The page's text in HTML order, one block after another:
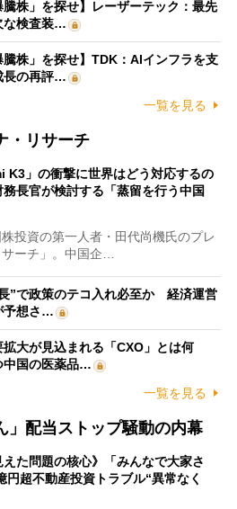
騰株」を探せ】レーザーテック：最先
な検査装…
騰株」を探せ】TDK：AIインフラを支
長の再評…
一覧を見る
・リサーチ
K3」の衝撃に世界はどう対応するの
長官が検討する「蒸留を行う中国
投資の第一人者・田代尚機氏のプレ
ーチ」。中国企…
”で政策のテコ入れ必至か 経済運営
予想さ…
大が見込まれる「CXO」とは何
国の医薬品…
一覧を見る
」配当ストップ騒動の内幕
えた問題の核心》「みんなで大家さ
円超不動産投資トラブル“異常なく